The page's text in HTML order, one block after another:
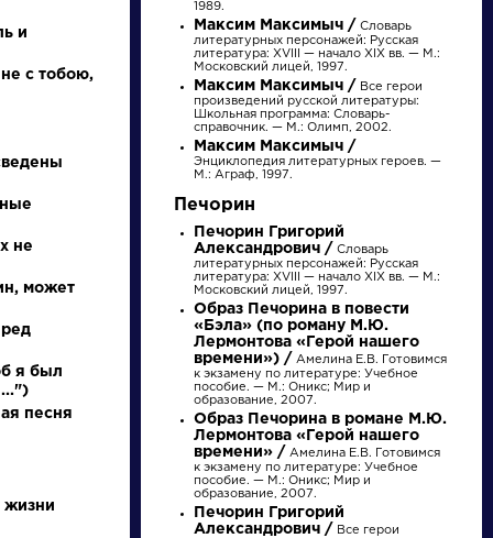
Найти
Словарь
Литература. 8
класс: Учебная
хрестоматия для
школ и_классов с
углубленным и...
На птичку
Державин Гаврила
Романович »
и
с тобою,
не
может
я был
песня
жизни
1989.
Максим Максимыч / Словарь
литературных персонажей: Русская
литература: XVIII — начало XIX вв. — М.:
Московский лицей, 1997.
Максим Максимыч / Все герои
произведений русской литературы:
Школьная программа: Словарь-
справочник. — М.: Олимп, 2002.
Максим Максимыч /
Энциклопедия литературных героев. —
М.: Аграф, 1997.
Печорин
Печорин Григорий
Александрович / Словарь
литературных персонажей: Русская
литература: XVIII — начало XIX вв. — М.:
Московский лицей, 1997.
Образ Печорина в повести
«Бэла» (по роману М.Ю.
Лермонтова «Герой нашего
времени») / Амелина Е.В. Готовимся
к экзамену по литературе: Учебное
пособие. — М.: Оникс; Мир и
образование, 2007.
Образ Печорина в романе М.Ю.
Лермонтова «Герой нашего
времени» / Амелина Е.В. Готовимся
к экзамену по литературе: Учебное
пособие. — М.: Оникс; Мир и
образование, 2007.
Печорин Григорий
Александрович / Все герои